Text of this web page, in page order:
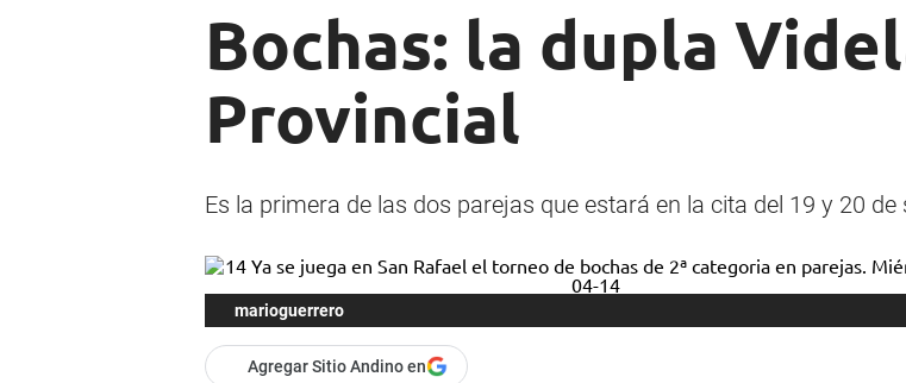
Bochas: la dupla
Provincial
Es la primera de las dos parejas que estará en la cita del 19 y 20 de
marioguerrero
Agregar Sitio Andino en